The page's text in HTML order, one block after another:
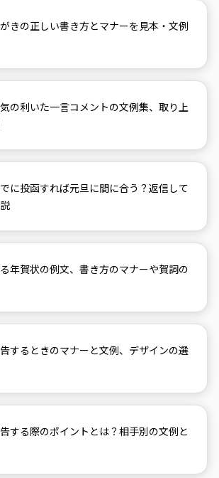
きの正しい書き方とマナーを見本・文例
の利いた一言コメントの文例集、取り上
に投函すれば元旦に間に合う？返信して
年賀状の例文、書き方のマナーや賀詞の
するときのマナーと文例、デザインの選
する際のポイントとは？相手別の文例と